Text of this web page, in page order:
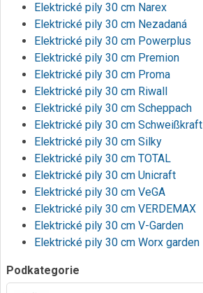
Elektrické pily 30 cm Narex
Elektrické pily 30 cm Nezadaná
Elektrické pily 30 cm Powerplus
Elektrické pily 30 cm Premion
Elektrické pily 30 cm Proma
Elektrické pily 30 cm Riwall
Elektrické pily 30 cm Scheppach
Elektrické pily 30 cm Schweißkraft
Elektrické pily 30 cm Silky
Elektrické pily 30 cm TOTAL
Elektrické pily 30 cm Unicraft
Elektrické pily 30 cm VeGA
Elektrické pily 30 cm VERDEMAX
Elektrické pily 30 cm V-Garden
Elektrické pily 30 cm Worx garden
Podkategorie